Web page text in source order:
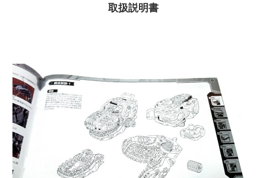
取扱説明書